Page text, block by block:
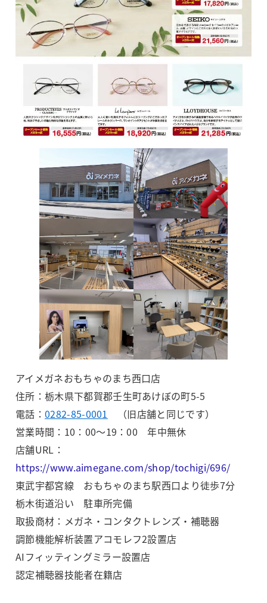
アイメガネおもちゃのまち西口店
住所：栃木県下都賀郡壬生町あけぼの町5-5
電話： 0282-85-0001 （旧店舗と同じです）
営業時間：10：00～19：00 年中無休
店舗URL：
https://www.aimegane.com/shop/tochigi/696/
東武宇都宮線 おもちゃのまち駅西口より徒歩7分
栃木街道沿い 駐車所完備
取扱商材：メガネ・コンタクトレンズ・補聴器
調節機能解析装置アコモレフ2設置店
AIフィッティングミラー設置店
認定補聴器技能者在籍店